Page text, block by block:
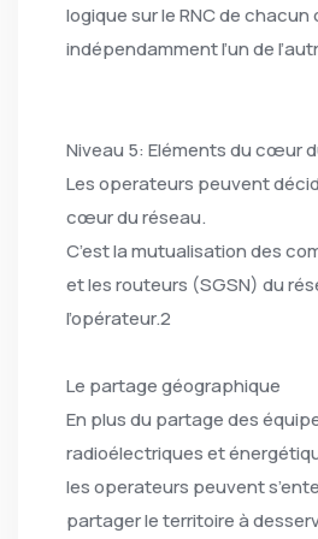
logique sur le RNC de
indépendamment l’un de
Niveau 5: Eléments du cœur
Les operateurs peuvent
cœur du réseau.
C’est la mutualisation des
et les routeurs (SGSN) du
l’opérateur.2
Le partage géographique
En plus du partage des
radioélectriques et
les operateurs peuvent
partager le territoire à